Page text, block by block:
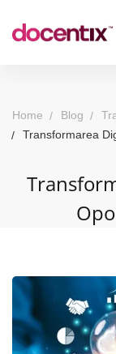
Home Blog
Transformarea